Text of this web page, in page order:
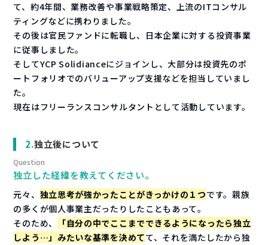
て、約4年間、業務改善や事業戦略策定、上流のITコンサル
ティングなどに携わりました。
その後は官民ファンドに転職し、日本企業に対する投資事業
に従事しました。
そしてYCP Solidianceにジョインし、大部分は投資先のポ
ートフォリオでのバリューアップ支援などを担当していまし
た。
現在はフリーランスコンサルタントとして活動しています。
独立後について
独立した経緯を教えてください。
元々、 独立思考が強かったことがきっかけの１つです。親族
の多くが個人事業主だったりしたこともあって。
そのため、
「自分の中でここまでできるようになったら独立
しよう…」みたいな基準を決めてて、それを満たしたから独